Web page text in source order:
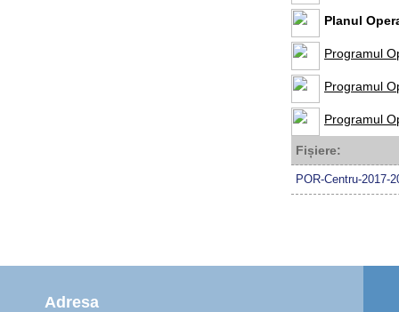
Planul
Programul
Programul
Programul
Fișiere:
POR-Centru-2017-
Adresa